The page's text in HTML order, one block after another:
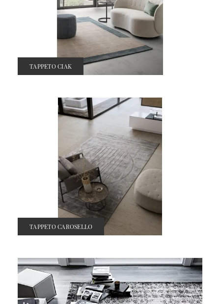
TAPPETO CIAK
TAPPETO CAROSELLO